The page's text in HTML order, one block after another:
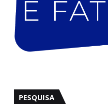
PESQUISA